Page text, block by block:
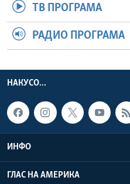
ТВ ПРОГРАМА
РАДИО ПРОГРАМА
НАКУСО...
ИНФО
ГЛАС НА АМЕРИКА